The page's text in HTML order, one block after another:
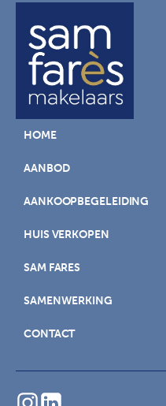
HOME
AANBOD
AANKOOPBEGELEIDING
HUIS VERKOPEN
SAM FARES
SAMENWERKING
CONTACT